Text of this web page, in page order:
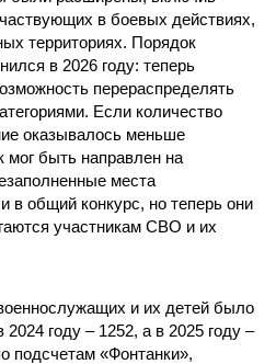
в боевых действиях,
территориях. Порядок
в 2026 году: теперь
перераспределять
Если количество
оказывалось меньше
мог быть направлен на
места
в общий конкурс, но теперь они
участникам СВО и их
и их детей было
году – 1252, а в 2025 году –
подсчетам «Фонтанки»,